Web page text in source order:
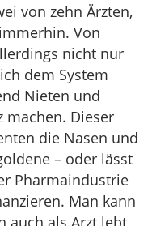
von zehn Ärzten,
Von
nicht nur
dem System
Nieten und
machen. Dieser
die Nasen und
– oder lässt
Pharmaindustrie
Man kann
auch als Arzt lebt